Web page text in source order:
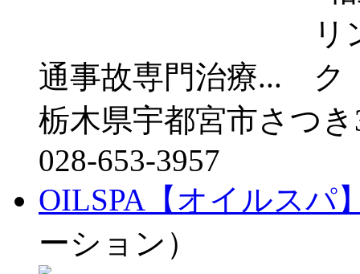
通事故専門治療...
栃木県宇都宮市さつき
028-653-3957
OILSPA【オイルスパ
ーション）